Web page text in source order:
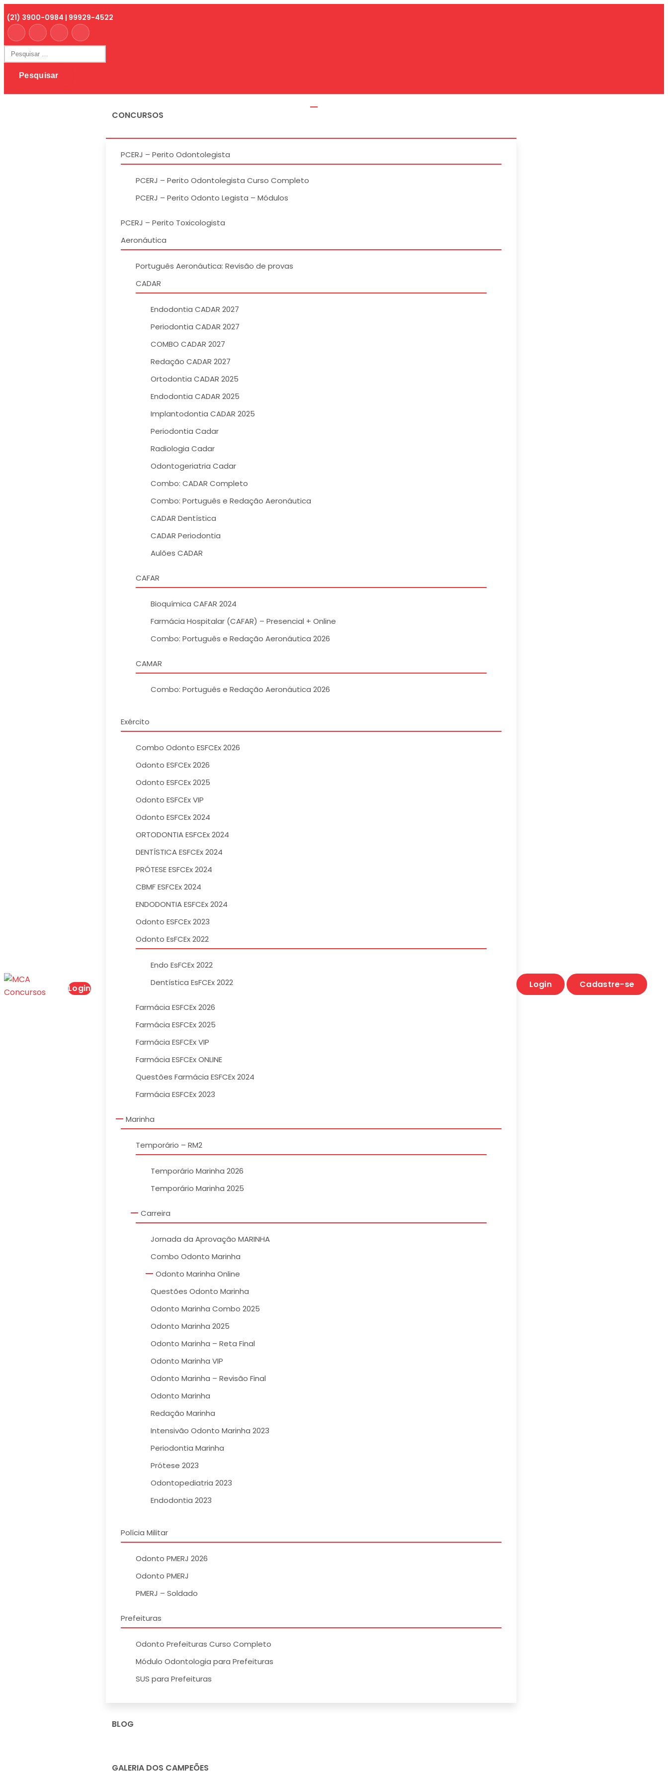
to
content
(21) 3900-0984 | 99929-4522
Pesquisar
por:
Login
CONCURSOS
PCERJ – Perito Odontolegista
PCERJ – Perito Odontolegista Curso Completo
PCERJ – Perito Odonto Legista – Módulos
PCERJ – Perito Toxicologista
Aeronáutica
Português Aeronáutica: Revisão de provas
CADAR
Endodontia CADAR 2027
Periodontia CADAR 2027
COMBO CADAR 2027
Redação CADAR 2027
Ortodontia CADAR 2025
Endodontia CADAR 2025
Implantodontia CADAR 2025
Periodontia Cadar
Radiologia Cadar
Odontogeriatria Cadar
Combo: CADAR Completo
Combo: Português e Redação Aeronáutica
CADAR Dentística
CADAR Periodontia
Aulões CADAR
CAFAR
Bioquímica CAFAR 2024
Farmácia Hospitalar (CAFAR) – Presencial + Online
Combo: Português e Redação Aeronáutica 2026
CAMAR
Combo: Português e Redação Aeronáutica 2026
Exército
Combo Odonto ESFCEx 2026
Odonto ESFCEx 2026
Odonto ESFCEx 2025
Odonto ESFCEx VIP
Odonto ESFCEx 2024
ORTODONTIA ESFCEx 2024
DENTÍSTICA ESFCEx 2024
PRÓTESE ESFCEx 2024
CBMF ESFCEx 2024
ENDODONTIA ESFCEx 2024
Odonto ESFCEx 2023
Odonto EsFCEx 2022
Endo EsFCEx 2022
Dentística EsFCEx 2022
Farmácia ESFCEx 2026
Farmácia ESFCEx 2025
Farmácia ESFCEx VIP
Farmácia ESFCEx ONLINE
Questões Farmácia ESFCEx 2024
Farmácia ESFCEx 2023
Marinha
Temporário – RM2
Temporário Marinha 2026
Temporário Marinha 2025
Carreira
Jornada da Aprovação MARINHA
Combo Odonto Marinha
Odonto Marinha Online
Questões Odonto Marinha
Odonto Marinha Combo 2025
Odonto Marinha 2025
Odonto Marinha – Reta Final
Odonto Marinha VIP
Odonto Marinha – Revisão Final
Odonto Marinha
Redação Marinha
Intensivão Odonto Marinha 2023
Periodontia Marinha
Prótese 2023
Odontopediatria 2023
Endodontia 2023
Polícia Militar
Odonto PMERJ 2026
Odonto PMERJ
PMERJ – Soldado
Prefeituras
Odonto Prefeituras Curso Completo
Módulo Odontologia para Prefeituras
SUS para Prefeituras
BLOG
GALERIA DOS CAMPEÕES
Login Cadastre-se